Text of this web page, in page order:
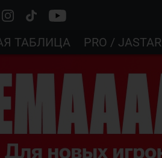
ТАБЛИЦА PRO / JASTAR